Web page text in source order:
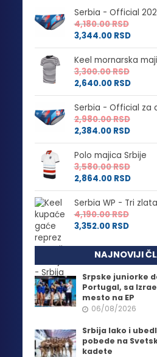
Serbia - Official
4,180.00RSD
3,344.00 RSD
Keel mornarska
3,300.00RSD
2,640.00 RSD
Serbia - Official za
2,980.00RSD
2,384.00 RSD
Polo majica Srbije
3,580.00RSD
2,864.00 RSD
Serbia WP - Tri
4,190.00RSD
3,352.00 RSD
NAJNOVIJI
Srpske juniorke
Portugal, sa
mesto na EP
06/08/2026
Srbija lako i
pobede na
kadete